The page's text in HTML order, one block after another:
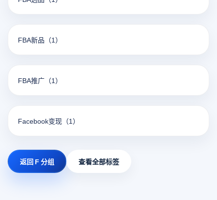
FBA新品 （1）
FBA推广 （1）
Facebook变现 （1）
返回 F 分组 查看全部标签